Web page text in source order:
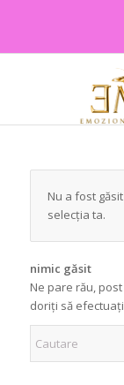
Nu a fost
selecția ta.
nimic găsit
Ne pare rău,
doriți să